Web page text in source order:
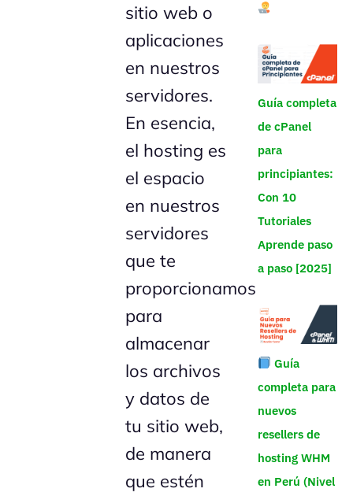
sitio web o
aplicaciones
en nuestros
servidores.
En esencia,
el hosting es
el espacio
en nuestros
servidores
que te
proporcionamos
para
almacenar
los archivos
y datos de
tu sitio web,
de manera
que estén
Guía completa
de cPanel
para
principiantes:
Con 10
Tutoriales
Aprende paso
a paso [2025]
Guía
completa para
nuevos
resellers de
hosting WHM
en Perú (Nivel